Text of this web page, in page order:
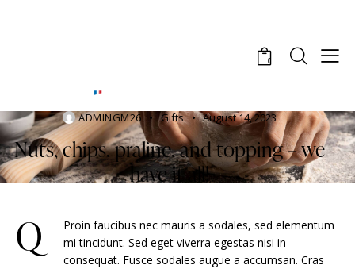
0
ADMINGM26 Gifts August 14, 2023
Nuts, chips, praline, and topping – we
have it all!
Q
Proin faucibus nec mauris a sodales, sed elementum
mi tincidunt. Sed eget viverra egestas nisi in
consequat. Fusce sodales augue a accumsan. Cras